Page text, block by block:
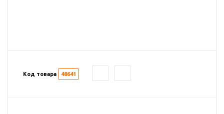
Код товара 48641